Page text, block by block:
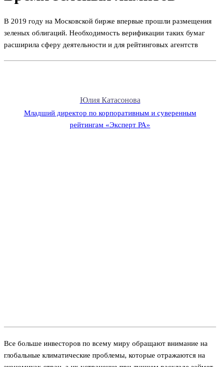
В 2019 году на Московской бирже впервые прошли размещения
зеленых облигаций. Необходимость верификации таких бумаг
расширила сферу деятельности и для рейтинговых агентств
Юлия Катасонова
Младший директор по корпоративным и суверенным
рейтингам «Эксперт РА»
Все больше инвесторов по всему миру обращают внимание на
глобальные климатические проблемы, которые отражаются на